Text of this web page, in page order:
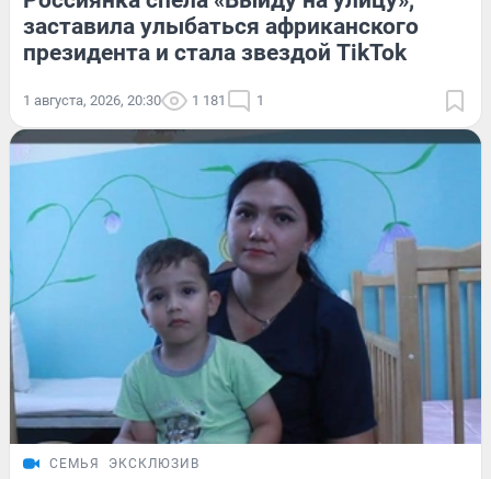
заставила улыбаться африканского
президента и стала звездой TikTok
1 августа, 2026, 20:30 1 181 1
СЕМЬЯ ЭКСКЛЮЗИВ